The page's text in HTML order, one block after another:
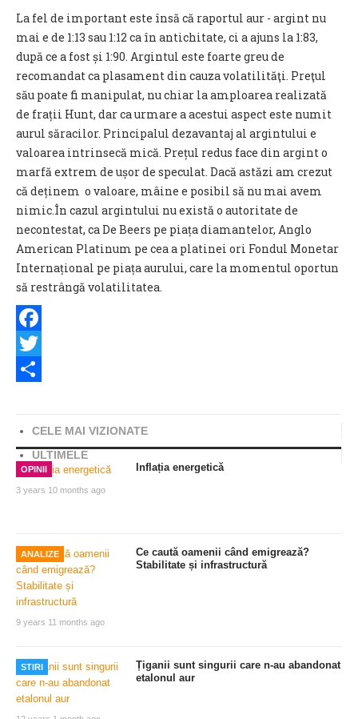
La fel de important este însă că raportul aur - argint nu
mai e de 1:13 sau 1:12 ca în antichitate, ci a ajuns la 1:83,
după ce a fost și 1:90. Argintul este foarte greu de
recomandat ca plasament din cauza volatilităţi. Preţul
său poate fi manipulat, nu chiar la amploarea realizată
de frații Hunt, dar ca urmare a acestui aspect este numit
aurul săracilor. Principalul dezavantaj al argintului e
valoarea intrinsecă mică. Prețul redus face din argint o
marfă extrem de ușor de speculat. Dacă astăzi am crezut
că deținem o valoare, mâine e posibil să nu mai avem
nimic.În cazul argintului nu există o autoritate de
necontestat, ca De Beers pe piața diamantelor, Anglo
American Platinum pe cea a platinei ori Fondul Monetar
Internațional pe piața aurului, care la momentul oportun
să restrângă volatilitatea.
Facebook
Twitter
CELE MAI VIZIONATE
ULTIMELE
OPINII
3 years 10 months ago
Inflația energetică
ANALIZE
9 years 11 months ago
Ce caută oamenii când emigrează?
Stabilitate și infrastructură
STIRI
Țiganii sunt singurii care n-au abandonat
etalonul aur